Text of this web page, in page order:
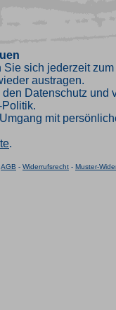
sich jederzeit
austragen.
Datenschutz und
mit
.
AGB - Widerrufsrecht - Muster-